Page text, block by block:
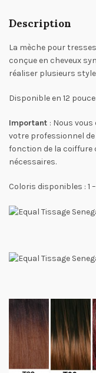
Description
La mèche pour
conçue en cheveux
réaliser plusieurs
Disponible en 12
Important : Nous
votre professionnel
fonction de la coiffure
nécessaires.
Coloris disponibles : 1 –